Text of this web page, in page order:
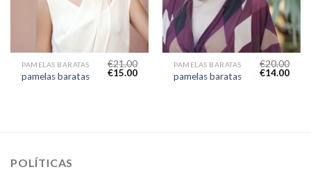
PAMELAS BARATAS
pamelas baratas
€21.00
€15.00
PAMELAS BARATAS
pamelas baratas
€20.00
€14.00
POLÍTICAS